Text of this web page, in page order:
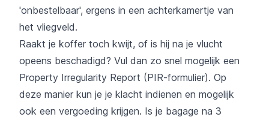
'onbestelbaar', ergens in een achterkamertje van
het vliegveld.
Raakt je koffer toch kwijt, of is hij na je vlucht
opeens beschadigd? Vul dan zo snel mogelijk een
Property Irregularity Report (PIR-formulier). Op
deze manier kun je je klacht indienen en mogelijk
ook een vergoeding krijgen. Is je bagage na 3